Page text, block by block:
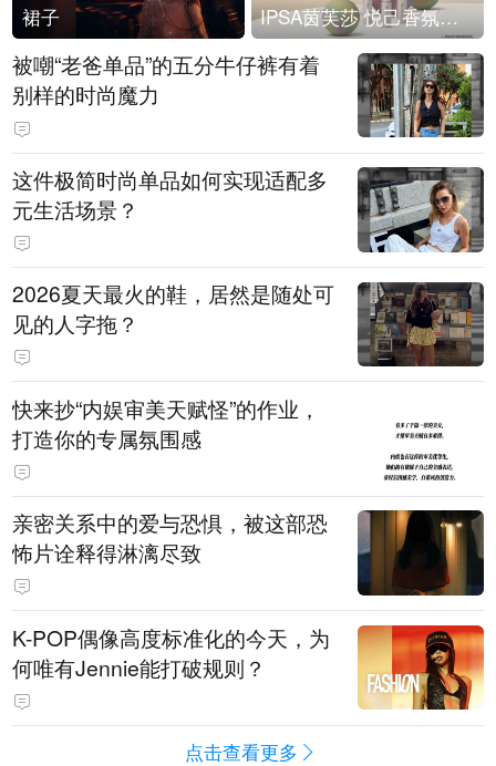
裙子 IPSA茵芙莎 悦己香氛凝露上市
被嘲“老爸单品”的五分牛仔裤有着
别样的时尚魔力
这件极简时尚单品如何实现适配多
元生活场景？
2026夏天最火的鞋，居然是随处可
见的人字拖？
快来抄“内娱审美天赋怪”的作业，
打造你的专属氛围感
亲密关系中的爱与恐惧，被这部恐
怖片诠释得淋漓尽致
K-POP偶像高度标准化的今天，为
何唯有Jennie能打破规则？
点击查看更多